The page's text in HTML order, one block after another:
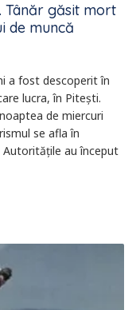
Tânăr găsit mort
de muncă
a fost descoperit în
lucra, în Pitești.
de miercuri
se afla în
Autoritățile au început